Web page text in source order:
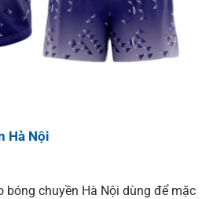
Hà Nội
bóng chuyền Hà Nội dùng để mặc